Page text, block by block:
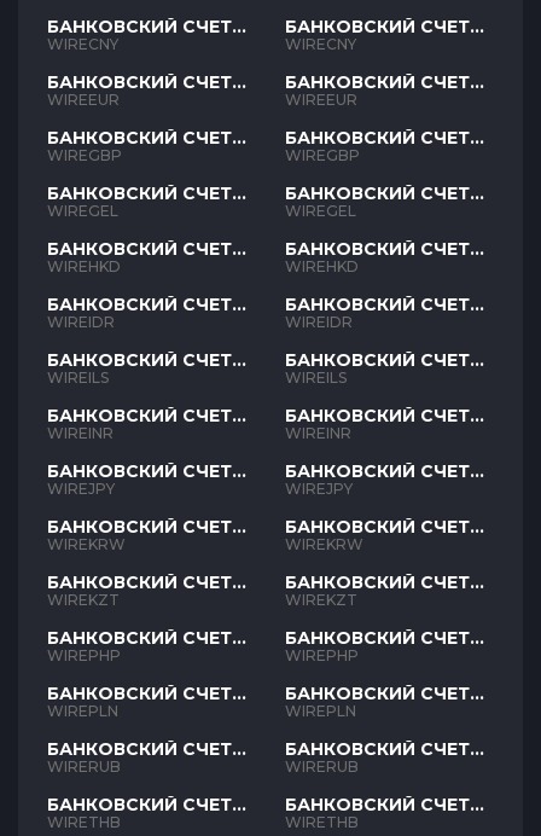
БАНКОВСКИЙ СЧЕТ
CNY
WIRECNY
БАНКОВСКИЙ СЧЕТ
EUR
WIREEUR
БАНКОВСКИЙ СЧЕТ
GBP
WIREGBP
БАНКОВСКИЙ СЧЕТ
GEL
WIREGEL
БАНКОВСКИЙ СЧЕТ
HKD
WIREHKD
БАНКОВСКИЙ СЧЕТ
IDR
WIREIDR
БАНКОВСКИЙ СЧЕТ
ILS
WIREILS
БАНКОВСКИЙ СЧЕТ
INR
WIREINR
БАНКОВСКИЙ СЧЕТ
JPY
WIREJPY
БАНКОВСКИЙ СЧЕТ
KRW
WIREKRW
БАНКОВСКИЙ СЧЕТ
KZT
WIREKZT
БАНКОВСКИЙ СЧЕТ
PHP
WIREPHP
БАНКОВСКИЙ СЧЕТ
PLN
WIREPLN
БАНКОВСКИЙ СЧЕТ
RUB
WIRERUB
БАНКОВСКИЙ СЧЕТ
THB
WIRETHB
БАНКОВСКИЙ СЧЕТ
CNY
WIRECNY
БАНКОВСКИЙ СЧЕТ
EUR
WIREEUR
БАНКОВСКИЙ СЧЕТ
GBP
WIREGBP
БАНКОВСКИЙ СЧЕТ
GEL
WIREGEL
БАНКОВСКИЙ СЧЕТ
HKD
WIREHKD
БАНКОВСКИЙ СЧЕТ
IDR
WIREIDR
БАНКОВСКИЙ СЧЕТ
ILS
WIREILS
БАНКОВСКИЙ СЧЕТ
INR
WIREINR
БАНКОВСКИЙ СЧЕТ
JPY
WIREJPY
БАНКОВСКИЙ СЧЕТ
KRW
WIREKRW
БАНКОВСКИЙ СЧЕТ
KZT
WIREKZT
БАНКОВСКИЙ СЧЕТ
PHP
WIREPHP
БАНКОВСКИЙ СЧЕТ
PLN
WIREPLN
БАНКОВСКИЙ СЧЕТ
RUB
WIRERUB
БАНКОВСКИЙ СЧЕТ
THB
WIRETHB